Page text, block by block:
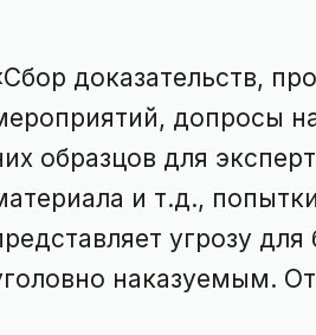
доказательств,
допросы
образцов для
и т.д.,
угрозу
наказуемым.